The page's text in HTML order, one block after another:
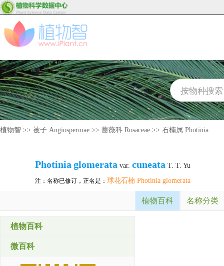
植物智 >> 被子 Angiospermae >> 蔷薇科 Rosaceae >> 石楠属 Photinia
Photinia glomerata var. cuneata T. T. Yu
注：名称已修订，正名是： 球花石楠 Photinia glomerata
植物百科 名称分类
植物百科
微百科